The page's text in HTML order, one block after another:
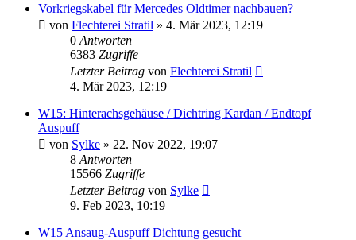
Vorkriegskabel für Mercedes Oldtimer nachbauen?
von Flechterei Stratil » 4. Mär 2023, 12:19
0 Antworten
6383 Zugriffe
Letzter Beitrag von Flechterei Stratil
4. Mär 2023, 12:19
W15: Hinterachsgehäuse / Dichtring Kardan / Endtopf
Auspuff
von Sylke » 22. Nov 2022, 19:07
8 Antworten
15566 Zugriffe
Letzter Beitrag von Sylke
9. Feb 2023, 10:19
W15 Ansaug-Auspuff Dichtung gesucht